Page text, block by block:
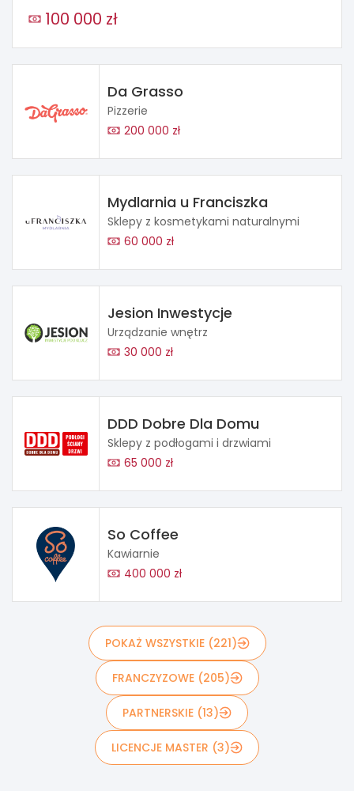
100 000 zł
Da Grasso
Pizzerie
200 000 zł
Mydlarnia u Franciszka
Sklepy z kosmetykami naturalnymi
60 000 zł
Jesion Inwestycje
Urządzanie wnętrz
30 000 zł
DDD Dobre Dla Domu
Sklepy z podłogami i drzwiami
65 000 zł
So Coffee
Kawiarnie
400 000 zł
POKAŻ WSZYSTKIE (221)
FRANCZYZOWE (205)
PARTNERSKIE (13)
LICENCJE MASTER (3)